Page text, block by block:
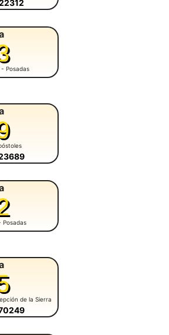
- Posadas
Posadas
de la Sierra